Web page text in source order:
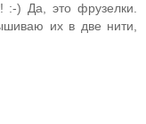
:-) Да, это фрузелки.
их в две нити,